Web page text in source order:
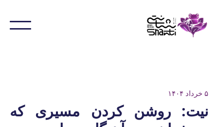
۵ خرداد ۱۴۰۴
نیت: روشن کردن مسیری که